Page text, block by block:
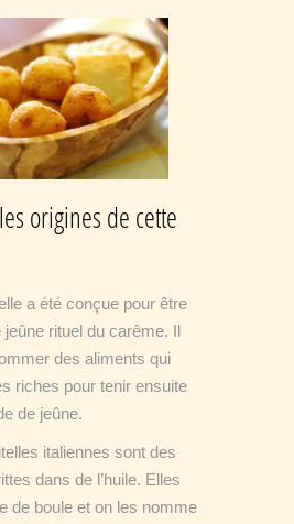
origines de cette
a été conçue pour être
jeûne rituel du carême. Il
des aliments qui
riches pour tenir ensuite
de jeûne.
italiennes sont des
dans de l’huile. Elles
de boule et on les nomme